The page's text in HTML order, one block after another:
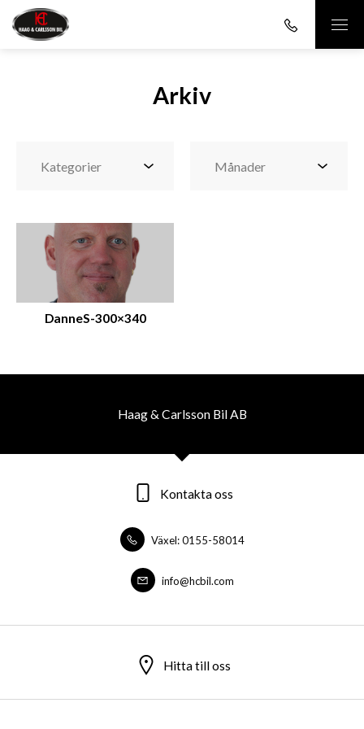
Arkiv
DanneS-300×340
Haag & Carlsson Bil AB
Kontakta oss
Växel: 0155-58014
info@hcbil.com
Hitta till oss